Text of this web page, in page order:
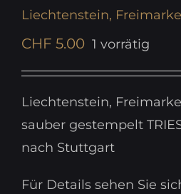
Liechtenstein,
CHF 5.00 1 vorrätig
Liechtenstein,
sauber gestempelt
nach Stuttgart
Für Details sehen Sie